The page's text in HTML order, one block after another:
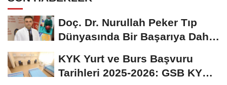
Doç. Dr. Nurullah Peker Tıp
Dünyasında Bir Başarıya Daha
KYK Yurt ve Burs Başvuru
Tarihleri 2025-2026: GSB KYK